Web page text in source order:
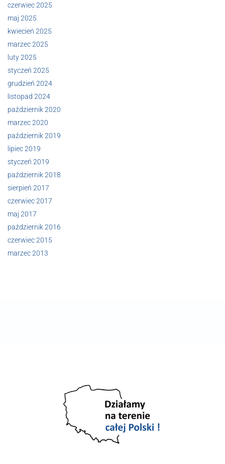
czerwiec 2025
maj 2025
kwiecień 2025
marzec 2025
luty 2025
styczeń 2025
grudzień 2024
listopad 2024
październik 2020
marzec 2020
październik 2019
lipiec 2019
styczeń 2019
październik 2018
sierpień 2017
czerwiec 2017
maj 2017
październik 2016
czerwiec 2015
marzec 2013